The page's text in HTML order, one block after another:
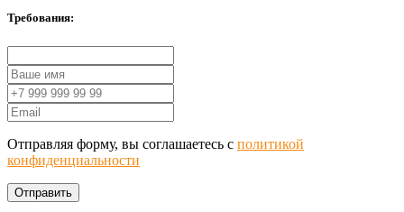
Требования:
Отправляя форму, вы соглашаетесь с политикой
конфиденциальности
Отправить